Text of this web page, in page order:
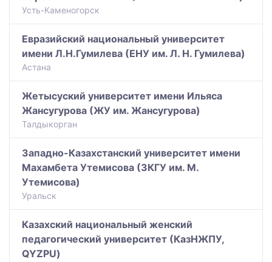
Усть-Каменогорск
Евразийский национальный университет
имени Л.Н.Гумилева (ЕНУ им. Л. Н. Гумилева)
Астана
Жетысуский университет имени Ильяса
Жансугурова (ЖУ им. Жансугурова)
Талдыкорган
Западно-Казахстанский университет имени
Махамбета Утемисова (ЗКГУ им. М.
Утемисова)
Уральск
Казахский национальный женский
педагогический университет (КазНЖПУ,
QYZPU)